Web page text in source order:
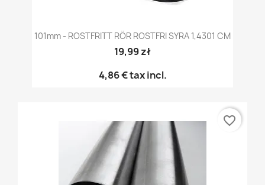
101mm - ROSTFRITT RÖR ROSTFRI SYRA 1,4301 CM
19,99 zł
4,86 €tax incl.
favorite_border